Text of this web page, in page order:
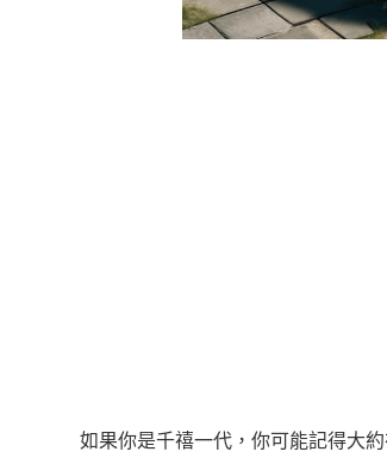
如果你是千禧一代，你可能記得大